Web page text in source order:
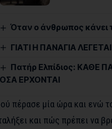
Όταν ο άνθρωπος κάνει
ΓΙΑΤΙ Η ΠΑΝΑΓΙΑ
Πατήρ Ελπίδιος: ΚΑΘΕ
ΟΣΑ ΕΡΧΟΝΤΑΙ
πέρασε μία ώρα και ενώ
και πώς πρέπει να